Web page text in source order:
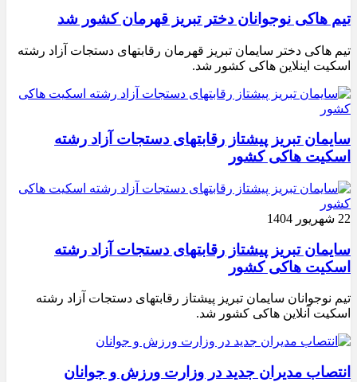
تیم هاکی نوجوانان دختر تبریز قهرمان کشور شد
تیم هاکی دختر سایمان تبریز قهرمان رقابتهای دستجات آزاد رشته
اسکیت اینلاین هاکی کشور شد.
سایمان تبریز پیشتاز رقابتهای دستجات آزاد رشته
اسکیت هاکی کشور
22 شهریور 1404
سایمان تبریز پیشتاز رقابتهای دستجات آزاد رشته
اسکیت هاکی کشور
تیم نوجوانان سایمان تبریز پیشتاز رقابتهای دستجات آزاد رشته
اسکیت آنلاین هاکی کشور شد.
انتصاب مدیران جدید در وزارت ورزش و جوانان